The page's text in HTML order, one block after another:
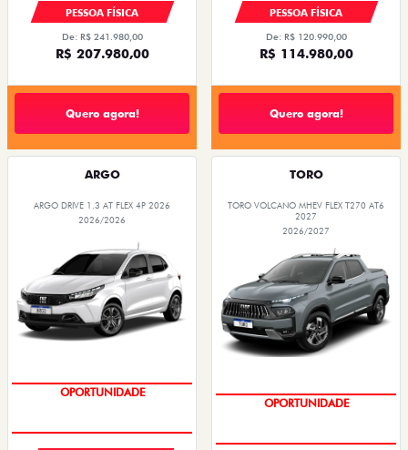
PESSOA FÍSICA
De: R$ 241.980,00
R$ 207.980,00
Quero agora!
PESSOA FÍSICA
De: R$ 120.990,00
R$ 114.980,00
Quero agora!
ARGO
ARGO DRIVE 1.3 AT FLEX 4P 2026
2026/2026
OPORTUNIDADE
TORO
TORO VOLCANO MHEV FLEX T270 AT6
2027
2026/2027
OPORTUNIDADE